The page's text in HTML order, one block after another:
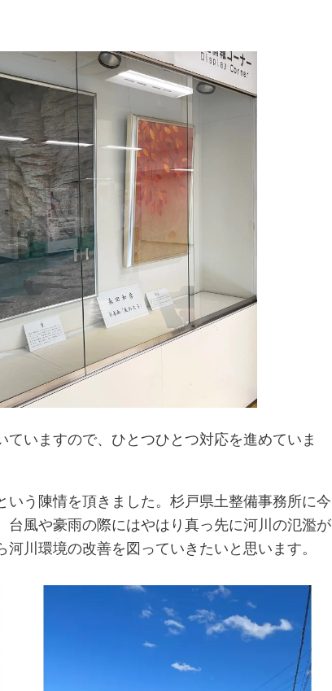
いますので、ひとつひとつ対応を進めていま
う陳情を頂きました。杉戸県土整備事務所に今
風や豪雨の際にはやはり真っ先に河川の氾濫が
川環境の改善を図っていきたいと思います。